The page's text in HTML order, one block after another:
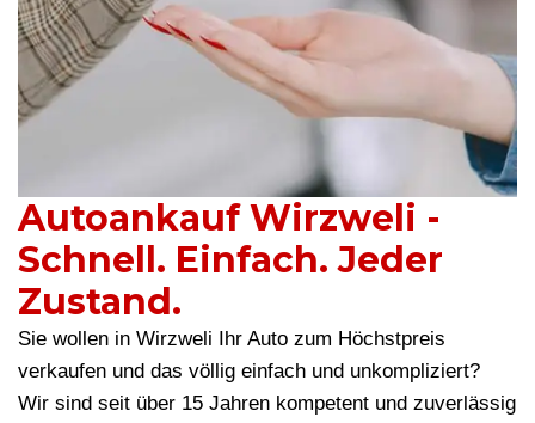
Autoankauf Wirzweli -
Schnell. Einfach. Jeder
Zustand.
Sie wollen in Wirzweli Ihr Auto zum Höchstpreis
verkaufen und das völlig einfach und unkompliziert?
Wir sind seit über 15 Jahren kompetent und zuverlässig